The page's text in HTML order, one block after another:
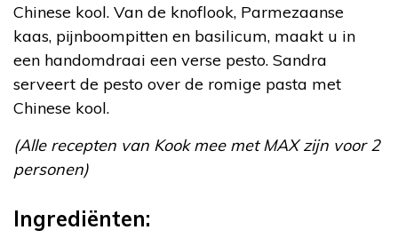
Chinese kool. Van de knoflook, Parmezaanse
kaas, pijnboompitten en basilicum, maakt u in
een handomdraai een verse pesto. Sandra
serveert de pesto over de romige pasta met
Chinese kool.
(Alle recepten van Kook mee met MAX zijn voor 2
personen)
Ingrediënten: